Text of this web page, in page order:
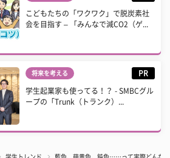
こどもたちの「ワクワク」で脱炭素社
会を目指す – 「みんなで減CO2（ゲ...
将来を考える PR
学生起業家も使ってる！？ - SMBCグル
ープの「Trunk（トランク）...
学生トレンド 藍色、萌黄色、鈍色……って実際どんな